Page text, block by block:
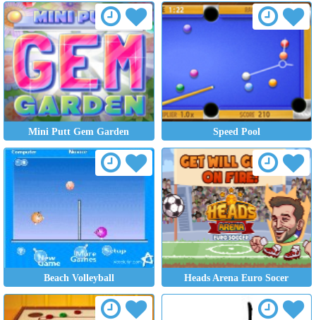
Mini Putt Gem Garden Speed Pool
Beach Volleyball Heads Arena Euro Socer